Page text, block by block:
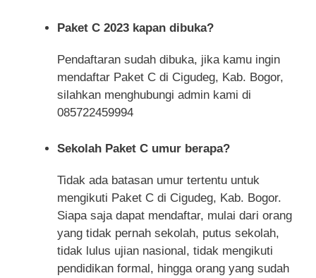
Paket C 2023 kapan dibuka?
Pendaftaran sudah dibuka, jika kamu ingin
mendaftar Paket C di Cigudeg, Kab. Bogor,
silahkan menghubungi admin kami di
085722459994
Sekolah Paket C umur berapa?
Tidak ada batasan umur tertentu untuk
mengikuti Paket C di Cigudeg, Kab. Bogor.
Siapa saja dapat mendaftar, mulai dari orang
yang tidak pernah sekolah, putus sekolah,
tidak lulus ujian nasional, tidak mengikuti
pendidikan formal, hingga orang yang sudah